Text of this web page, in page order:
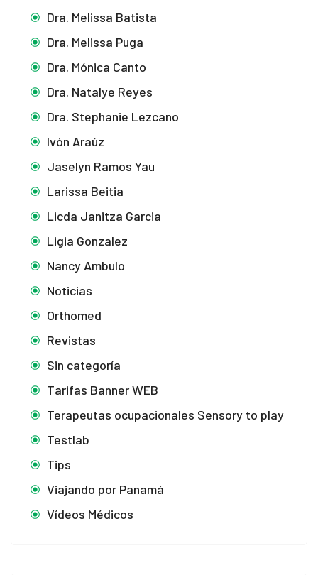
Dra. Melissa Batista
Dra. Melissa Puga
Dra. Mónica Canto
Dra. Natalye Reyes
Dra. Stephanie Lezcano
Ivón Araúz
Jaselyn Ramos Yau
Larissa Beitia
Licda Janitza Garcia
Ligia Gonzalez
Nancy Ambulo
Noticias
Orthomed
Revistas
Sin categoría
Tarifas Banner WEB
Terapeutas ocupacionales Sensory to play
Testlab
Tips
Viajando por Panamá
Vídeos Médicos